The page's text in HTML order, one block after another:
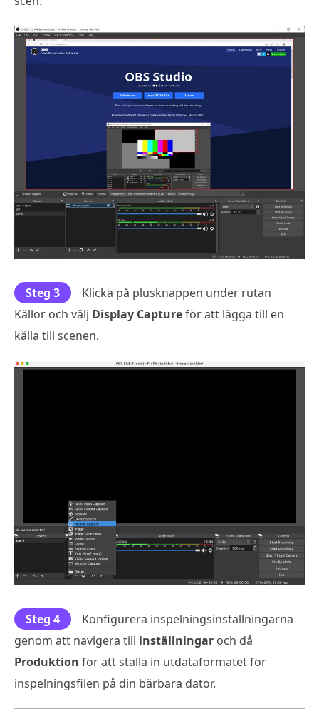
Steg 3
Klicka på plusknappen under rutan
Källor och välj Display Captureför att lägga till en
källa till scenen.
Steg 4
Konfigurera inspelningsinställningarna
genom att navigera till inställningar och då
Produktion för att ställa in utdataformatet för
inspelningsfilen på din bärbara dator.